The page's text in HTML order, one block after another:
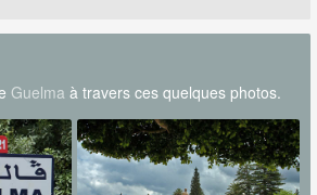
Guelma à travers ces quelques photos.